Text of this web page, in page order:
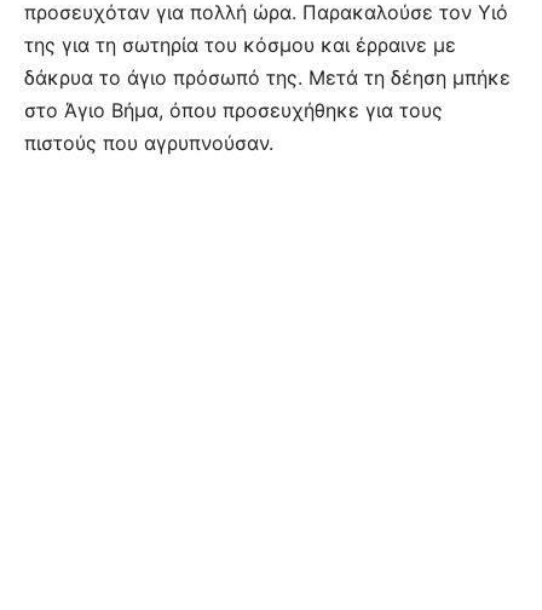
προσευχόταν για πολλή ώρα. Παρακαλούσε τον Υιό
της για τη σωτηρία του κόσμου και έρραινε με
δάκρυα το άγιο πρόσωπό της. Μετά τη δέηση μπήκε
στο Άγιο Βήμα, όπου προσευχήθηκε για τους
πιστούς που αγρυπνούσαν.